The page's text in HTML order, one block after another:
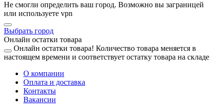
Не смогли определить ваш город. Возможно вы заграницей
или используете vpn
Выбрать город
Онлайн остатки товара
Онлайн остатки товара! Количество товара меняется в
настоящем времени и соответствует остатку товара на складе
О компании
Оплата и доставка
Контакты
Вакансии